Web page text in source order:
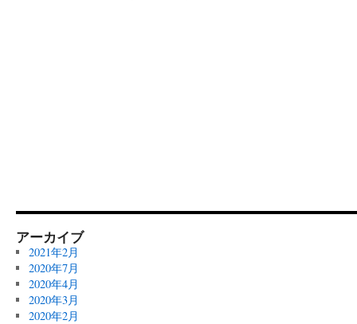
アーカイブ
2021年2月
2020年7月
2020年4月
2020年3月
2020年2月